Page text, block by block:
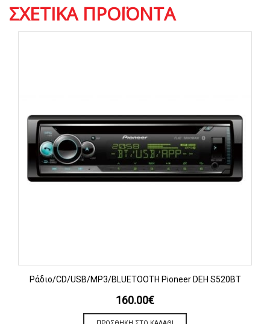
ΣΧΕΤΙΚΆ ΠΡΟΪΌΝΤΑ
Ράδιο/CD/USB/MP3/BLUETOOTH Pioneer DEH S520BT
160.00€